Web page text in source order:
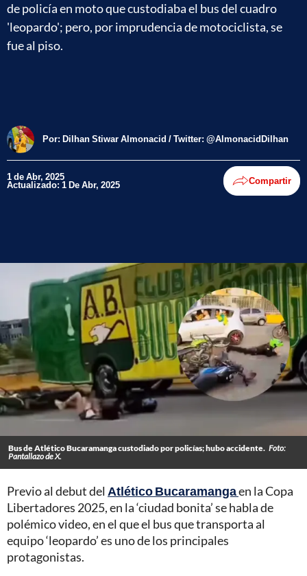
de policía en moto que custodiaba el bus del cuadro
'leopardo'; pero, por imprudencia de motociclista, se
fue al piso.
Por: Dilhan Stiwar Almonacid / Twitter: @AlmonacidDilhan
1 de Abr, 2025
Actualizado: 1 De Abr, 2025 Compartir
Bus de Atlético Bucaramanga custodiado por policías; hubo accidente. Foto:
Pantallazo de X.
Previo al debut del Atlético Bucaramangaen la Copa
Libertadores 2025, en la ‘ciudad bonita’ se habla de
polémico video, en el que el bus que transporta al
equipo ‘leopardo’ es uno de los principales
protagonistas.